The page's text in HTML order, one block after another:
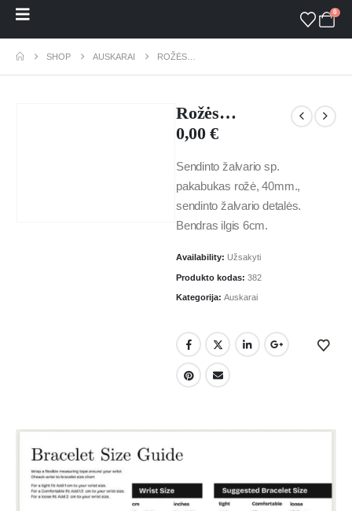
0
SHOP AUSKARAI ROŽĖS…
Rožės…
0,00 €
Sendinto žalvario sp.
pakabukas rožė, 40mm.,
sendinto žalvario detalės.
Bendras ilgis 6cm.
Availability: Užsakyti
Produkto kodas: 382
Kategorija: Auskarai